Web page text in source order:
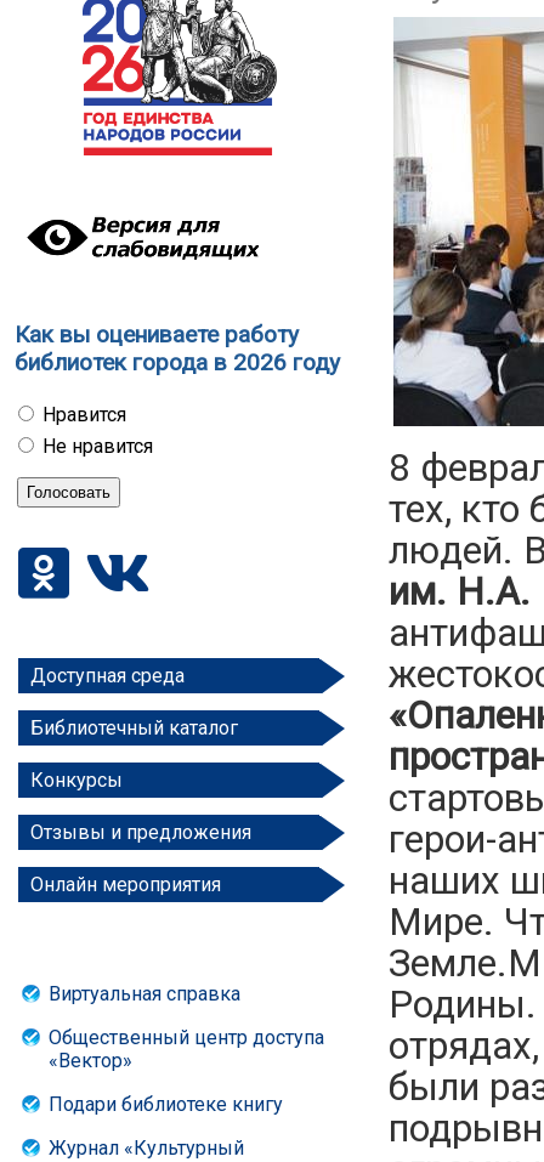
Как вы оцениваете работу
библиотек города в 2026 году
Нравится
Не нравится
Доступная среда
Библиотечный каталог
Конкурсы
Отзывы и предложения
Онлайн мероприятия
Виртуальная справка
Общественный центр доступа
«Вектор»
Подари библиотеке книгу
Журнал «Культурный
8
тех, кто
людей.
им. Н.А.
герои-
наших
Мире.
Родины.
были